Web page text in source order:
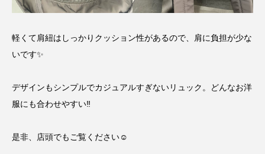
軽くて肩紐はしっかりクッション性があるので、肩に負担が少な
いです✨
デザインもシンプルでカジュアルすぎないリュック。どんなお洋
服にも合わせやすい‼︎
是非、店頭でもご覧ください☺️